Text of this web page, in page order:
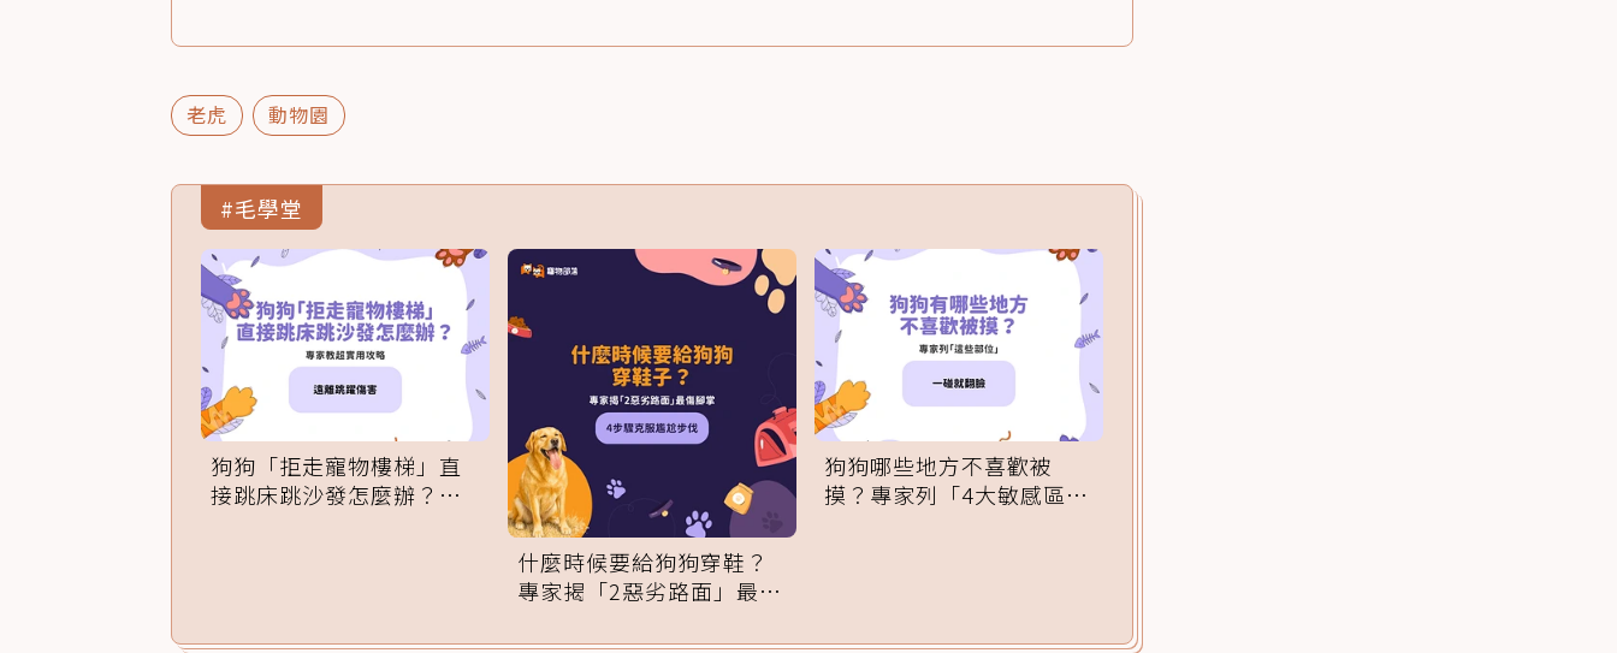
老虎 動物園
#毛學堂
狗狗「拒走寵物樓梯」直
接跳床跳沙發怎麼辦？專
什麼時候要給狗狗穿鞋？
專家揭「2惡劣路面」最傷
狗狗哪些地方不喜歡被
摸？專家列「4大敏感區